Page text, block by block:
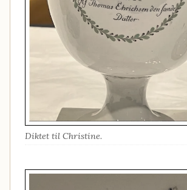
Diktet til Christine.